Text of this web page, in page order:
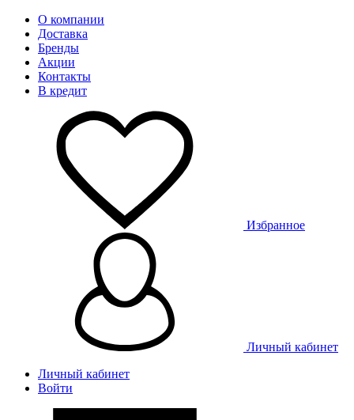
О компании
Доставка
Бренды
Акции
Контакты
В кредит
Избранное
Личный кабинет
Личный кабинет
Войти